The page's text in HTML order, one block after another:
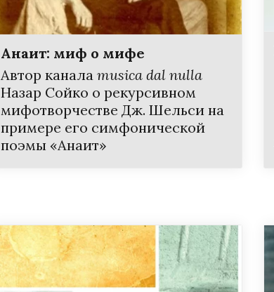
Анаит: миф о мифе
Автор канала musica dal nulla
Назар Сойко о рекурсивном
мифотворчестве Дж. Шельси на
примере его симфонической
поэмы «Анаит»